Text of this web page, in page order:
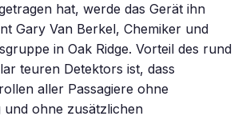
hat, werde das Gerät ihn
Gary Van Berkel, Chemiker und
in Oak Ridge. Vorteil des rund
teuren Detektors ist, dass
aller Passagiere ohne
und ohne zusätzlichen